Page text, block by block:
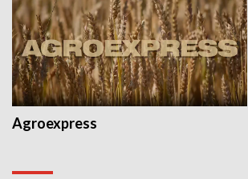
Agroexpress